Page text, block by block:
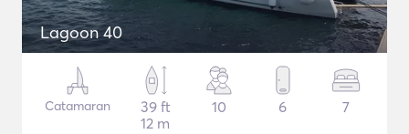
Lagoon 40
Catamaran
39 ft
12 m
10 6 7